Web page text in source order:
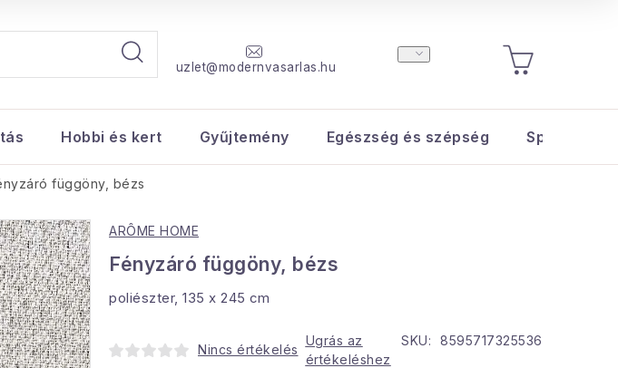
uzlet@modernvasarlas.hu
KOSÁR
Hobbi és kert Gyűjtemény Egészség és szépség Sport és
függöny, bézs
ARÔME HOME
Fényzáró függöny, bézs
poliészter, 135 x 245 cm
Nincs értékelés
Ugrás az
értékeléshez
SKU: 8595717325536